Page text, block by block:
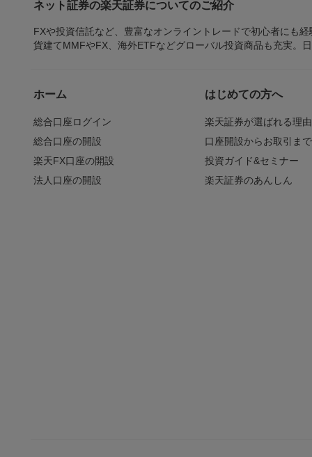
ネット証券の楽天証券についてのご紹介
FXや投資信託など、豊富なオンライントレードで初心者にも
貨建てMMFやFX、海外ETFなどグローバル投資商品も充実。
ホーム
総合口座ログイン
総合口座の開設
楽天FX口座の開設
法人口座の開設
はじめての方へ
楽天証券が選ばれる理由
口座開設からお取引ま
投資ガイド&セミナー
楽天証券のあんしん